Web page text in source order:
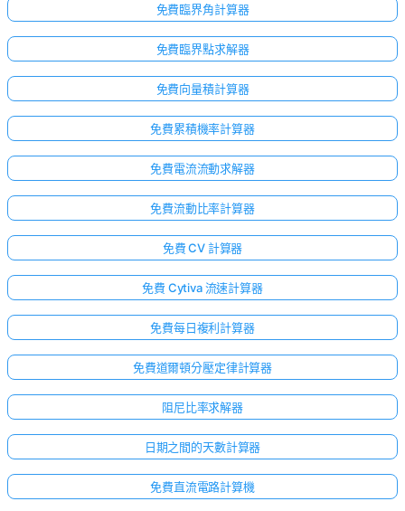
免費臨界角計算器
免費臨界點求解器
免費向量積計算器
免費累積機率計算器
免費電流流動求解器
免費流動比率計算器
免費 CV 計算器
免費 Cytiva 流速計算器
免費每日複利計算器
免費道爾頓分壓定律計算器
阻尼比率求解器
日期之間的天數計算器
免費直流電路計算機